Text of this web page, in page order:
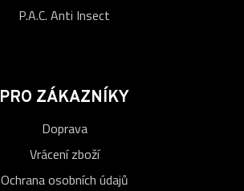
P.A.C. Anti Insect
PRO ZÁKAZNÍKY
Doprava
Vrácení zboží
Ochrana osobních údajů